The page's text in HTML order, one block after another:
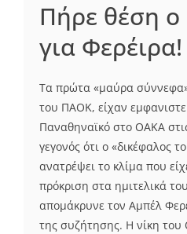
Πήρε θέση ο
για Φερέιρα!
Τα πρώτα «μαύρα
του ΠΑΟΚ, είχαν
Παναθηναϊκό στο ΟΑΚΑ
γεγονός ότι ο «δικέφαλος
ανατρέψει το κλίμα που
πρόκριση στα ημιτελικά
απομάκρυνε τον Αμπέλ
της συζήτησης. Η νίκη